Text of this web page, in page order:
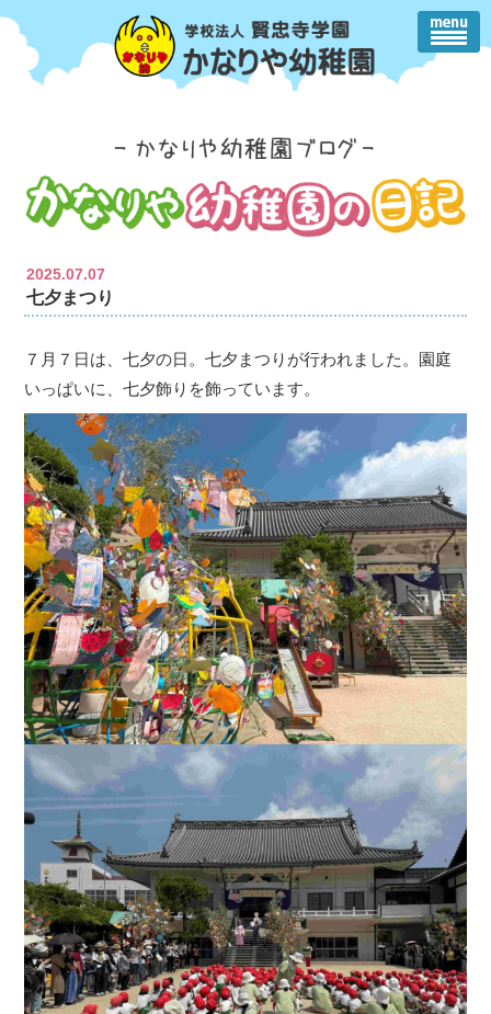
2025.07.07
七夕まつり
７月７日は、七夕の日。七夕まつりが行われました。園庭
いっぱいに、七夕飾りを飾っています。